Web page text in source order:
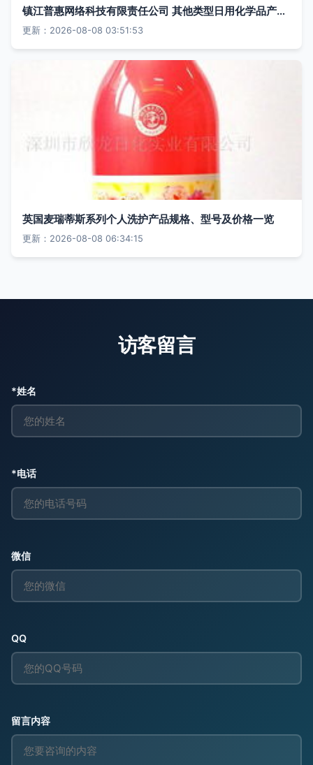
镇江普惠网络科技有限责任公司 其他类型日用化学品产品概览
更新：2026-08-08 03:51:53
英国麦瑞蒂斯系列个人洗护产品规格、型号及价格一览
更新：2026-08-08 06:34:15
访客留言
*姓名
*电话
微信
QQ
留言内容